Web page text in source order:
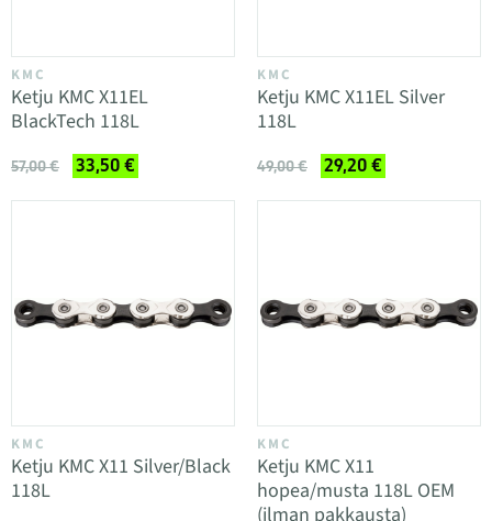
KMC
Ketju KMC X11EL
BlackTech 118L
57,00 € 33,50 €
KMC
Ketju KMC X11EL Silver
118L
49,00 € 29,20 €
KMC
Ketju KMC X11 Silver/Black
118L
KMC
Ketju KMC X11
hopea/musta 118L OEM
(ilman pakkausta)